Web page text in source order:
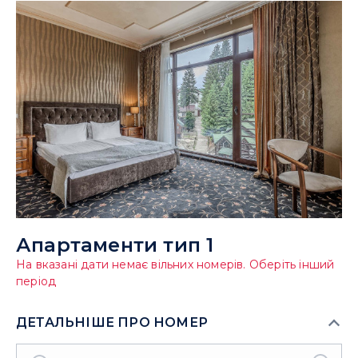
Апартаменти тип 1
На вказані дати немає вільних номерів. Оберіть інший
період
ДЕТАЛЬНІШЕ ПРО НОМЕР